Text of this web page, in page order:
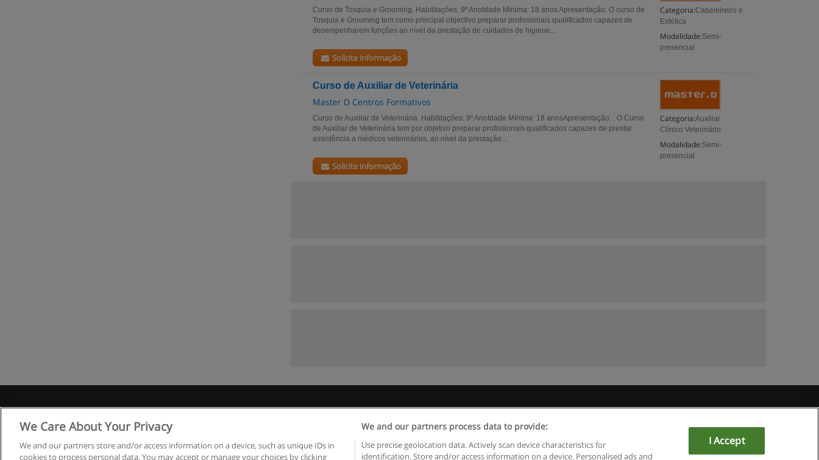
Categoria:Cabeleireiro e
Estética
Modalidade:Semi-
presencial
Curso de Tosquia e Grooming. Habilitações: 9º AnoIdade Mínima: 18 anos Apresentação: O curso de
Tosquia e Grooming tem como principal objectivo preparar profissionais qualificados capazes de
desempenharem funções ao nível da prestação de cuidados de higiene...
Solicite informação
Curso de Auxiliar de Veterinária
Master D Centros Formativos
Categoria:Auxiliar
Clínico Veterinário
Modalidade:Semi-
presencial
Curso de Auxiliar de Veterinária. Habilitações: 9º AnoIdade Mínima: 18 anosApresentação: O Curso
de Auxiliar de Veterinária tem por objetivo preparar profissionais qualificados capazes de prestar
assistência a médicos veterinários, ao nível da prestação...
Solicite informação
Copyright © Educaedu Business S.L. - CIF : B-95610580: - www.educaedu.com.pt
We Care About Your Privacy
We and our partners store and/or access information on a device, such as unique IDs in
cookies to process personal data. You may accept or manage your choices by clicking
We and our partners process data to provide:
Use precise geolocation data. Actively scan device characteristics for
identification. Store and/or access information on a device. Personalised ads and
I Accept